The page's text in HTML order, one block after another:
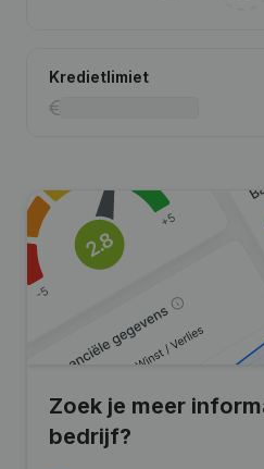
Kredietlimiet
Zoek je meer
bedrijf?